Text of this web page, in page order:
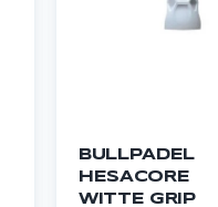
BULLPADEL
HESACORE
WITTE GRIP